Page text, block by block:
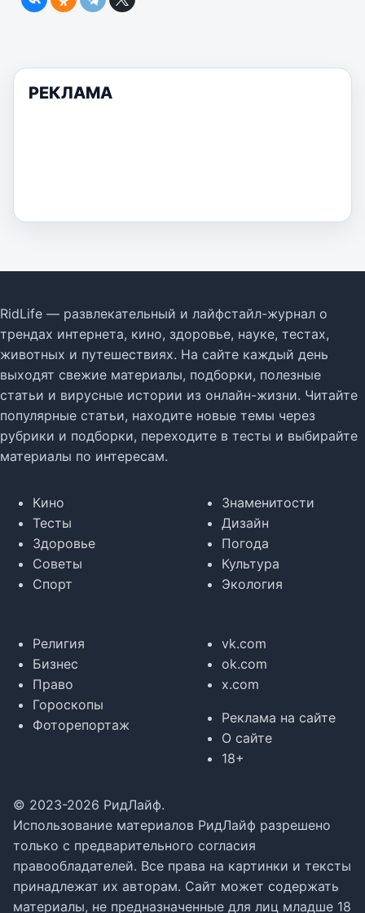
РЕКЛАМА
RidLife — развлекательный и лайфстайл-журнал о
трендах интернета, кино, здоровье, науке, тестах,
животных и путешествиях. На сайте каждый день
выходят свежие материалы, подборки, полезные
статьи и вирусные истории из онлайн-жизни. Читайте
популярные статьи, находите новые темы через
рубрики и подборки, переходите в тесты и выбирайте
материалы по интересам.
Кино
Тесты
Здоровье
Советы
Спорт
Знаменитости
Дизайн
Погода
Культура
Экология
Религия
Бизнес
Право
Гороскопы
Фоторепортаж
vk.com
ok.com
x.com
Реклама на сайте
О сайте
18+
© 2023-2026 РидЛайф.
Использование материалов РидЛайф разрешено
только с предварительного согласия
правообладателей. Все права на картинки и тексты
принадлежат их авторам. Сайт может содержать
материалы, не предназначенные для лиц младше 18